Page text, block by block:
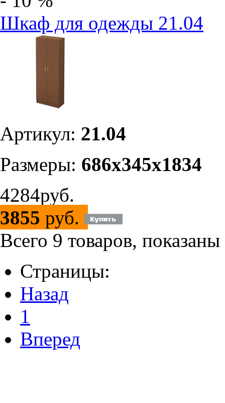
Шкаф для одежды 21.04
Артикул: 21.04
Размеры: 686х345х1834
4284руб.
3855 руб.
Всего 9 товаров,
Страницы:
Назад
1
Вперед